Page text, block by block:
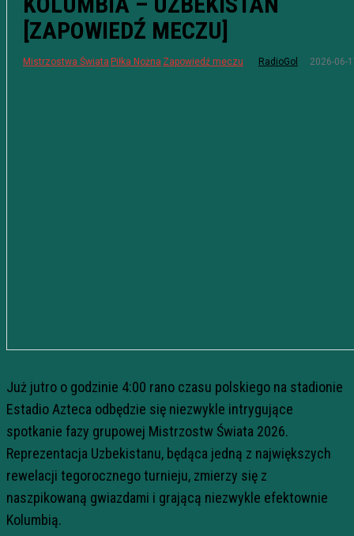
[ZAPOWIEDŹ MECZU]
Mistrzostwa Świata Piłka Nożna Zapowiedź meczu RadioGol 2026-06-
Już jutro o godzinie 4:00 rano czasu polskiego na stadionie
Estadio Azteca odbędzie się niezwykle intrygujące
spotkanie fazy grupowej Mistrzostw Świata 2026.
Reprezentacja Uzbekistanu, będąca jedną z największych
rewelacji tegorocznego turnieju, zmierzy się z
naszpikowaną gwiazdami i grającą niezwykle efektownie
Kolumbią.